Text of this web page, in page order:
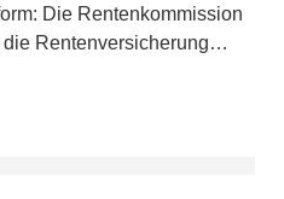
Die Rentenkommission
Rentenversicherung…